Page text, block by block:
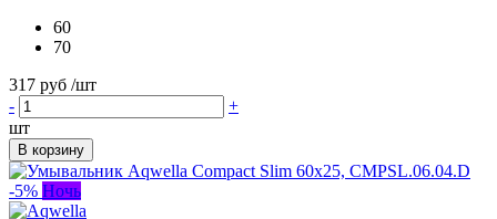
60
70
317 руб /шт
-
+
шт
В корзину
-5% Ночь